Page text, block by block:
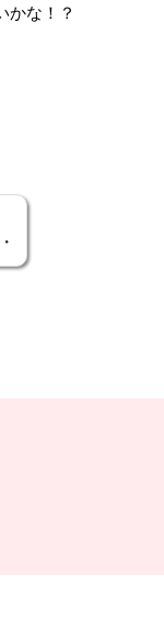
かな！？